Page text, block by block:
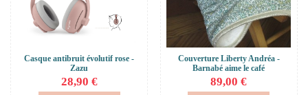
Casque antibruit évolutif rose -
Zazu
28,90 €
Couverture Liberty Andréa -
Barnabé aime le café
89,00 €